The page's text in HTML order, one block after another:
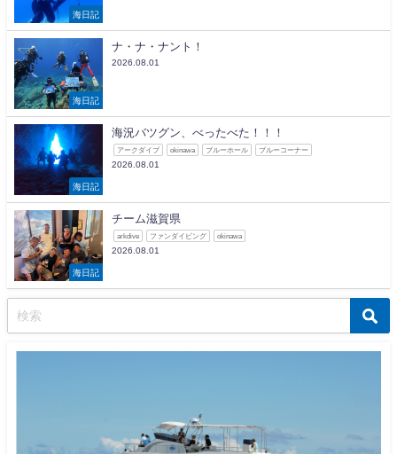
海日記
海日記
ナ・ナ・ナント！
2026.08.01
海日記
海況バツグン、べったべた！！！
アークダイブ okinawa ブルーホール ブルーコーナー
2026.08.01
海日記
チーム滋賀県
arkdive ファンダイビング okinawa
2026.08.01